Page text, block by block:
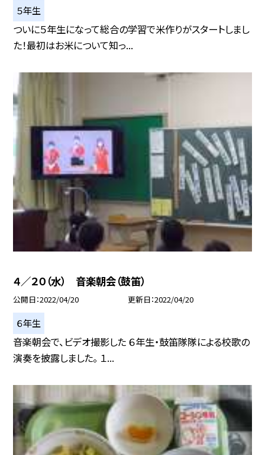
５年生
ついに５年生になって総合の学習で米作りがスタートしまし
た！最初はお米について知っ...
４／２０（水） 音楽朝会（鼓笛）
公開日 2022/04/20 更新日 2022/04/20
６年生
音楽朝会で、ビデオ撮影した ６年生・鼓笛隊隊による校歌の
演奏を披露しました。 １...